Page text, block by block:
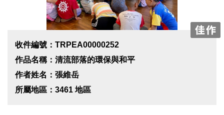
收件編號：TRPEA00000252
作品名稱：清流部落的環保與和平
作者姓名：張維岳
所屬地區：3461 地區